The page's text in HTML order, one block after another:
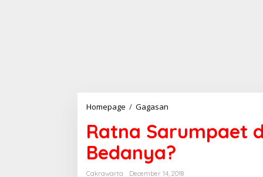
Homepage / Gagasan
t
n
a
S
a
Ratna Sarumpaet
Bedanya?
Cakrawarta
December 14, 2018